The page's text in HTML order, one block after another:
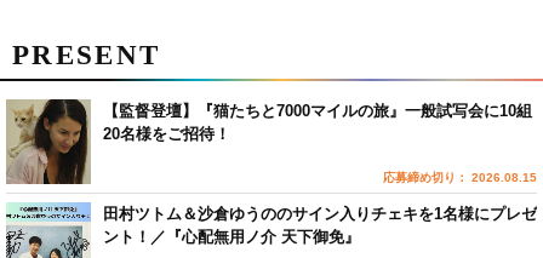
PRESENT
【監督登壇】『猫たちと7000マイルの旅』一般試写会に10組
20名様をご招待！
応募締め切り： 2026.08.15
田村ツトム＆沙倉ゆうののサイン入りチェキを1名様にプレゼ
ント！／『心配無用ノ介 天下御免』